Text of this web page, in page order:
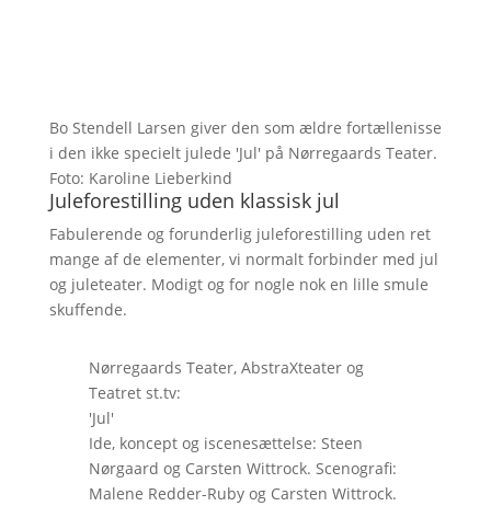
Bo Stendell Larsen giver den som ældre fortællenisse
i den ikke specielt julede 'Jul' på Nørregaards Teater.
Foto: Karoline Lieberkind
Juleforestilling uden klassisk jul
Fabulerende og forunderlig juleforestilling uden ret
mange af de elementer, vi normalt forbinder med jul
og juleteater. Modigt og for nogle nok en lille smule
skuffende.
Nørregaards Teater, AbstraXteater og
Teatret st.tv:
'Jul'
Ide, koncept og iscenesættelse: Steen
Nørgaard og Carsten Wittrock. Scenografi:
Malene Redder-Ruby og Carsten Wittrock.